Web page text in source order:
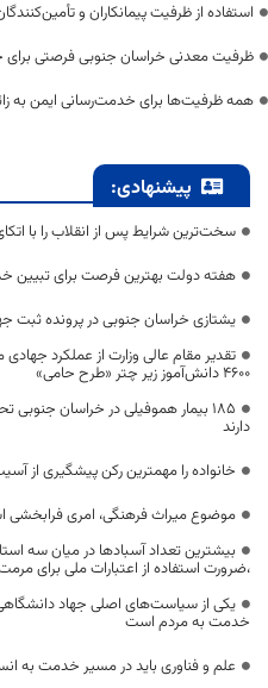
استفاده از ظرفیت پیمانکاران و
ظرفیت معدنی خراسان جنوبی فرصتی
همه ظرفیت‌ها برای خدمت‌رسانی ایمن به
پیشنهادی:
سخت‌ترین شرایط پس از انقلاب را با
هفته دولت بهترین فرصت برای تبیین
یشتازی خراسان جنوبی در پرونده ثبت
تقدیر مقام عالی وزارت از عملکرد
۴۶۰۰ دانش‌آموز زیر چتر «طرح حامی»
۱۸۵ بیمار هموفیلی در خراسان
دارند
خانواده را مهمترین رکن پیشگیری از
موضوع میراث فرهنگی، امری
بیشترین تعداد آسبادها در میان سه
،ضرورت استفاده از اعتبارات ملی برای
یکی از سیاست‌های اصلی جهاد
خدمت به مردم است
علم و فناوری باید در مسیر خدمت به